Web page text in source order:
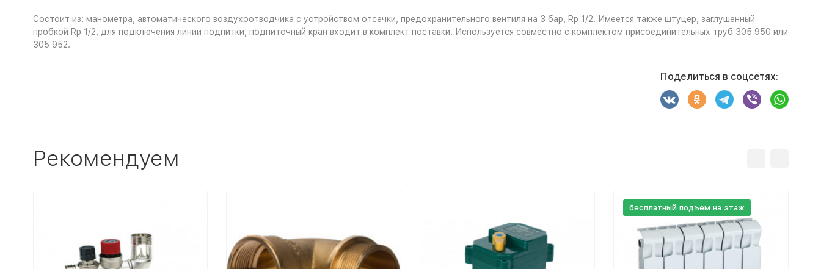
Состоит из: манометра, автоматического воздухоотводчика с устройством отсечки, предохранительного вентиля на 3 бар, Rp 1/2. Имеется также штуцер, заглушенный
пробкой Rp 1/2, для подключения линии подпитки, подпиточный кран входит в комплект поставки. Используется совместно с комплектом присоединительных труб 305 950 или
305 952.
Поделиться в соцсетях:
Рекомендуем
бесплатный подъем на этаж